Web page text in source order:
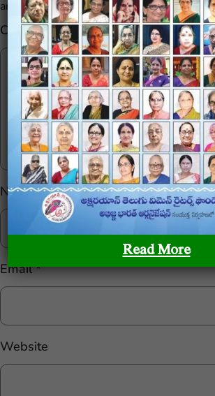
are marked*
Comment*
Name*
Email*
Website
Read More